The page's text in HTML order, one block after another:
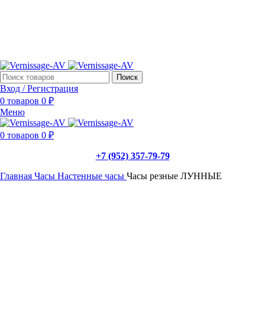
Поиск
Вход / Регистрация
0 товаров 0 ₽
Меню
0 товаров 0 ₽
+7 (952) 357-79-79
Главная Часы Настенные часы Часы резные ЛУННЫЕ